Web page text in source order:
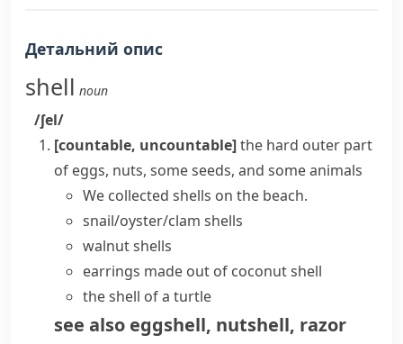
Детальний опис
shell noun
/ʃel/
[countable, uncountable]the hard outer part
of eggs, nuts, some seeds, and some animals
We collected shells on the beach.
snail/oyster/clam shells
walnut shells
earrings made out of coconut shell
the shell of a turtle
see also eggshell, nutshell, razor